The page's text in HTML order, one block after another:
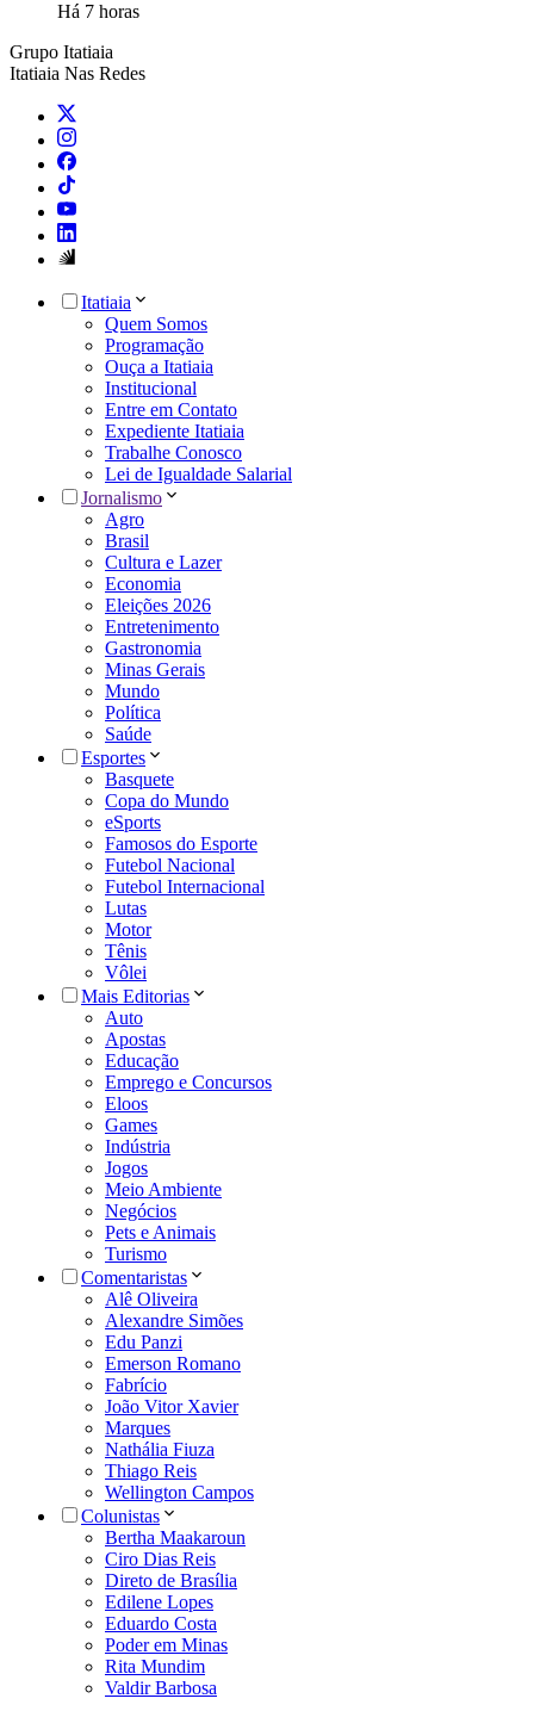
Há 7 horas
Grupo Itatiaia
Itatiaia Nas Redes
Itatiaia
Quem Somos
Programação
Ouça a Itatiaia
Institucional
Entre em Contato
Expediente Itatiaia
Trabalhe Conosco
Lei de Igualdade Salarial
Jornalismo
Agro
Brasil
Cultura e Lazer
Economia
Eleições 2026
Entretenimento
Gastronomia
Minas Gerais
Mundo
Política
Saúde
Esportes
Basquete
Copa do Mundo
eSports
Famosos do Esporte
Futebol Nacional
Futebol Internacional
Lutas
Motor
Tênis
Vôlei
Mais Editorias
Auto
Apostas
Educação
Emprego e Concursos
Eloos
Games
Indústria
Jogos
Meio Ambiente
Negócios
Pets e Animais
Turismo
Comentaristas
Alê Oliveira
Alexandre Simões
Edu Panzi
Emerson Romano
Fabrício
João Vitor Xavier
Marques
Nathália Fiuza
Thiago Reis
Wellington Campos
Colunistas
Bertha Maakaroun
Ciro Dias Reis
Direto de Brasília
Edilene Lopes
Eduardo Costa
Poder em Minas
Rita Mundim
Valdir Barbosa